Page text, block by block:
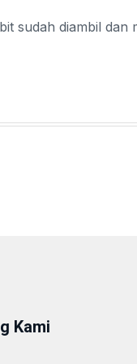
sudah diambil dan
Kami